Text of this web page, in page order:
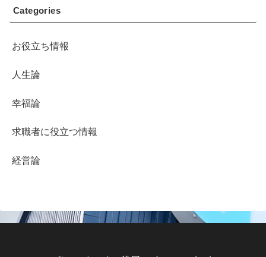
Categories
お役立ち情報
人生論
幸福論
求職者に役立つ情報
経営論